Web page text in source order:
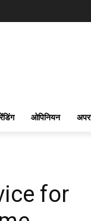
ओपिनियन
for